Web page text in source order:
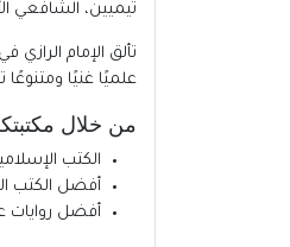
تيميين، الشافعي
تألق الإمام
علميًا غنيًا
من خلال
الكتب
أفضل الكتب
أفضل روايات